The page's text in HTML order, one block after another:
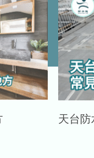
天台防